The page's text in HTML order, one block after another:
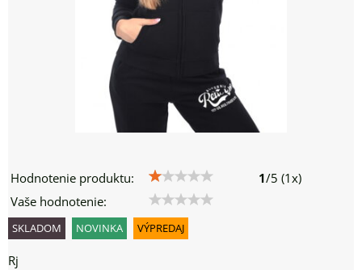
Hodnotenie produktu: 1/5 (1x)
Vaše hodnotenie:
SKLADOM NOVINKA VÝPREDAJ
Rj